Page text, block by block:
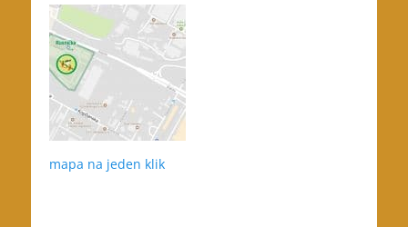
mapa na jeden klik